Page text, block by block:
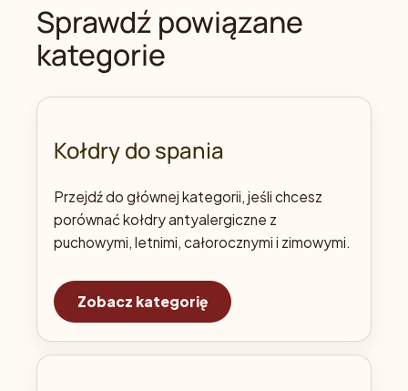
Sprawdź powiązane
kategorie
Kołdry do spania
Przejdź do głównej kategorii, jeśli chcesz
porównać kołdry antyalergiczne z
puchowymi, letnimi, całorocznymi i zimowymi.
Zobacz kategorię